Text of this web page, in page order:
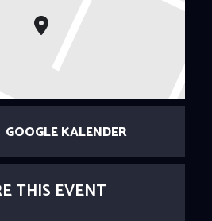
GOOGLE KALENDER
THIS EVENT